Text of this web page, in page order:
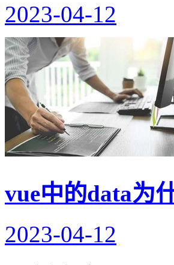
2023-04-12
vue中的data为
2023-04-12